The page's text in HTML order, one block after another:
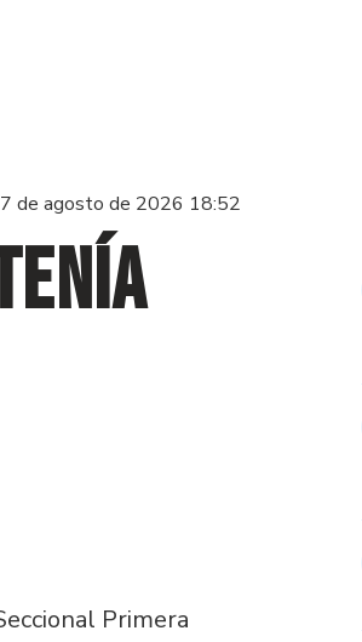
de agosto de 2026 18:52
Primera